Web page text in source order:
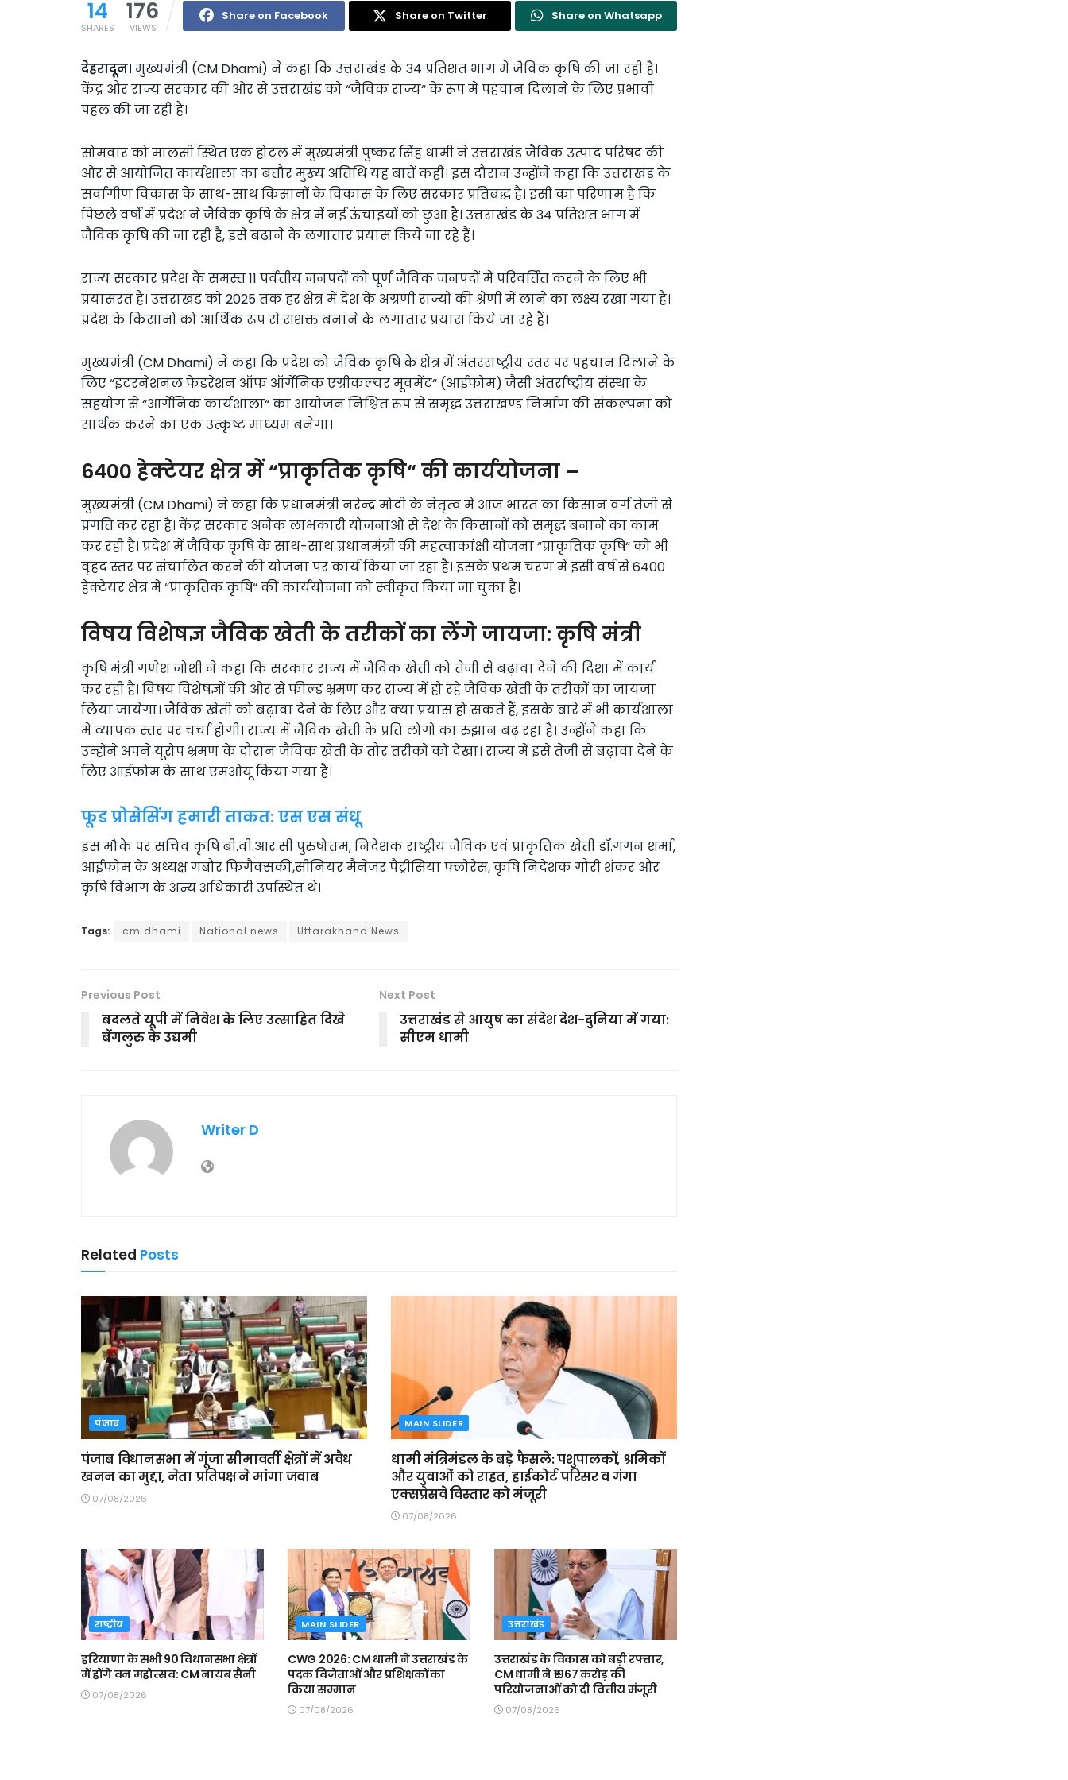
14
SHARES
176
VIEWS
Share on Facebook Share on Twitter Share on Whatsapp
देहरादून। मुख्यमंत्री (CM Dhami) ने कहा कि उत्तराखंड के 34 प्रतिशत भाग में जैविक कृषि की जा रही है।
केंद्र और राज्य सरकार की ओर से उत्तराखंड को “जैविक राज्य“ के रूप में पहचान दिलाने के लिए प्रभावी
पहल की जा रही है।
सोमवार को मालसी स्थित एक होटल में मुख्यमंत्री पुष्कर सिंह धामी ने उत्तराखंड जैविक उत्पाद परिषद की
ओर से आयोजित कार्यशाला का बतौर मुख्य अतिथि यह बातें कही। इस दौरान उन्होंने कहा कि उत्तराखंड के
सर्वांगीण विकास के साथ-साथ किसानों के विकास के लिए सरकार प्रतिबद्ध है। इसी का परिणाम है कि
पिछले वर्षों में प्रदेश ने जैविक कृषि के क्षेत्र में नई ऊंचाइयों को छुआ है। उत्तराखंड के 34 प्रतिशत भाग में
जैविक कृषि की जा रही है, इसे बढ़ाने के लगातार प्रयास किये जा रहे हैं।
राज्य सरकार प्रदेश के समस्त 11 पर्वतीय जनपदों को पूर्ण जैविक जनपदों में परिवर्तित करने के लिए भी
प्रयासरत है। उत्तराखंड को 2025 तक हर क्षेत्र में देश के अग्रणी राज्यों की श्रेणी में लाने का लक्ष्य रखा गया है।
प्रदेश के किसानों को आर्थिक रूप से सशक्त बनाने के लगातार प्रयास किये जा रहे हैं।
मुख्यमंत्री (CM Dhami) ने कहा कि प्रदेश को जैविक कृषि के क्षेत्र में अंतरराष्ट्रीय स्तर पर पहचान दिलाने के
लिए “इंटरनेशनल फेडरेशन ऑफ ऑर्गेनिक एग्रीकल्चर मूवमेंट“ (आईफोम) जैसी अंतर्राष्ट्रीय संस्था के
सहयोग से “आर्गेनिक कार्यशाला“ का आयोजन निश्चित रूप से समृद्ध उत्तराखण्ड निर्माण की संकल्पना को
सार्थक करने का एक उत्कृष्ट माध्यम बनेगा।
6400 हेक्टेयर क्षेत्र में “प्राकृतिक कृषि“ की कार्ययोजना –
मुख्यमंत्री (CM Dhami) ने कहा कि प्रधानमंत्री नरेन्द्र मोदी के नेतृत्व में आज भारत का किसान वर्ग तेजी से
प्रगति कर रहा है। केंद्र सरकार अनेक लाभकारी योजनाओं से देश के किसानों को समृद्ध बनाने का काम
कर रही है। प्रदेश में जैविक कृषि के साथ-साथ प्रधानमंत्री की महत्वाकांक्षी योजना “प्राकृतिक कृषि“ को भी
वृहद स्तर पर संचालित करने की योजना पर कार्य किया जा रहा है। इसके प्रथम चरण में इसी वर्ष से 6400
हेक्टेयर क्षेत्र में “प्राकृतिक कृषि“ की कार्ययोजना को स्वीकृत किया जा चुका है।
विषय विशेषज्ञ जैविक खेती के तरीकों का लेंगे जायजा: कृषि मंत्री
कृषि मंत्री गणेश जोशी ने कहा कि सरकार राज्य में जैविक खेती को तेजी से बढ़ावा देने की दिशा में कार्य
कर रही है। विषय विशेषज्ञों की ओर से फील्ड भ्रमण कर राज्य में हो रहे जैविक खेती के तरीकों का जायजा
लिया जायेगा। जैविक खेती को बढ़ावा देने के लिए और क्या प्रयास हो सकते हैं, इसके बारे में भी कार्यशाला
में व्यापक स्तर पर चर्चा होगी। राज्य में जैविक खेती के प्रति लोगों का रुझान बढ़ रहा है। उन्होंने कहा कि
उन्होंने अपने यूरोप भ्रमण के दौरान जैविक खेती के तौर तरीकों को देखा। राज्य में इसे तेजी से बढ़ावा देने के
लिए आईफोम के साथ एमओयू किया गया है।
फूड प्रोसेसिंग हमारी ताकत: एस एस संधू
इस मौके पर सचिव कृषि बी.वी.आर.सी पुरुषोत्तम, निदेशक राष्ट्रीय जैविक एवं प्राकृतिक खेती डॉ.गगन शर्मा,
आईफोम के अध्यक्ष गबौर फिगैक्सकी,सीनियर मैनेजर पैट्रीसिया फ्लोरेस, कृषि निदेशक गौरी शंकर और
कृषि विभाग के अन्य अधिकारी उपस्थित थे।
Tags: cm dhami National news Uttarakhand News
Previous Post
बदलते यूपी में निवेश के लिए उत्साहित दिखे
बेंगलुरु के उद्यमी
Next Post
उत्तराखंड से आयुष का संदेश देश-दुनिया में गया:
सीएम धामी
Writer D
Related Posts
पंजाब
पंजाब विधानसभा में गूंजा सीमावर्ती क्षेत्रों में अवैध
खनन का मुद्दा, नेता प्रतिपक्ष ने मांगा जवाब
07/08/2026
MAIN SLIDER
धामी मंत्रिमंडल के बड़े फैसले: पशुपालकों, श्रमिकों
और युवाओं को राहत, हाईकोर्ट परिसर व गंगा
एक्सप्रेसवे विस्तार को मंजूरी
07/08/2026
राष्ट्रीय
हरियाणा के सभी 90 विधानसभा क्षेत्रों
में होंगे वन महोत्सव: CM नायब सैनी
07/08/2026
MAIN SLIDER
CWG 2026: CM धामी ने उत्तराखंड के
पदक विजेताओं और प्रशिक्षकों का
किया सम्मान
07/08/2026
उत्तराखंड
उत्तराखंड के विकास को बड़ी रफ्तार,
CM धामी ने ₹1967 करोड़ की
परियोजनाओं को दी वित्तीय मंजूरी
07/08/2026